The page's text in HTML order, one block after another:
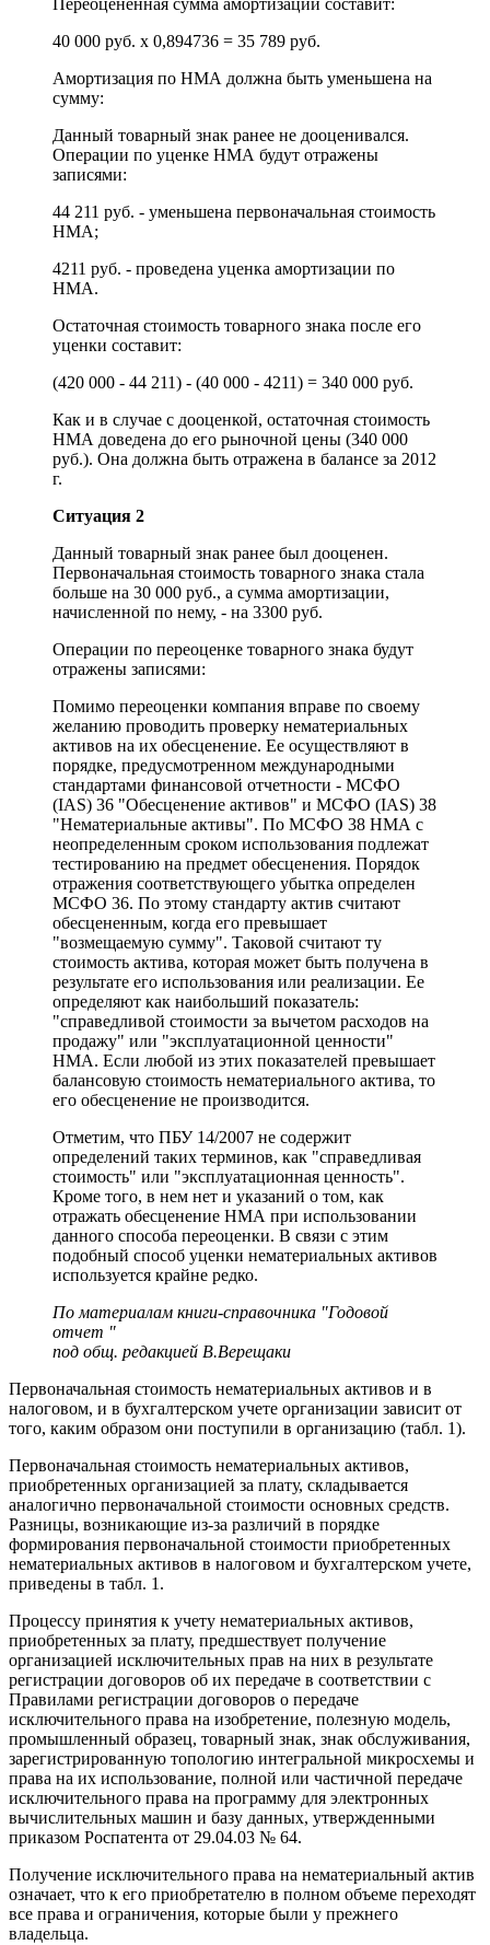
40 000 руб. х 0,894736 = 35 789 руб.
Амортизация по НМА должна быть уменьшена на
сумму:
Данный товарный знак ранее не дооценивался.
Операции по уценке НМА будут отражены
записями:
44 211 руб. - уменьшена первоначальная стоимость
НМА;
4211 руб. - проведена уценка амортизации по
НМА.
Остаточная стоимость товарного знака после его
уценки составит:
(420 000 - 44 211) - (40 000 - 4211) = 340 000 руб.
Как и в случае с дооценкой, остаточная стоимость
НМА доведена до его рыночной цены (340 000
руб.). Она должна быть отражена в балансе за 2012
г.
Ситуация 2
Данный товарный знак ранее был дооценен.
Первоначальная стоимость товарного знака стала
больше на 30 000 руб., а сумма амортизации,
начисленной по нему, - на 3300 руб.
Операции по переоценке товарного знака будут
отражены записями:
Помимо переоценки компания вправе по своему
желанию проводить проверку нематериальных
активов на их обесценение. Ее осуществляют в
порядке, предусмотренном международными
стандартами финансовой отчетности - МСФО
(IAS) 36 "Обесценение активов" и МСФО (IAS) 38
"Нематериальные активы". По МСФО 38 НМА с
неопределенным сроком использования подлежат
тестированию на предмет обесценения. Порядок
отражения соответствующего убытка определен
МСФО 36. По этому стандарту актив считают
обесцененным, когда его превышает
"возмещаемую сумму". Таковой считают ту
стоимость актива, которая может быть получена в
результате его использования или реализации. Ее
определяют как наибольший показатель:
"справедливой стоимости за вычетом расходов на
продажу" или "эксплуатационной ценности"
НМА. Если любой из этих показателей превышает
балансовую стоимость нематериального актива, то
его обесценение не производится.
Отметим, что ПБУ 14/2007 не содержит
определений таких терминов, как "справедливая
стоимость" или "эксплуатационная ценность".
Кроме того, в нем нет и указаний о том, как
отражать обесценение НМА при использовании
данного способа переоценки. В связи с этим
подобный способ уценки нематериальных активов
используется крайне редко.
По материалам книги-справочника "Годовой
отчет "
под общ. редакцией В.Верещаки
Первоначальная стоимость нематериальных активов и в
налоговом, и в бухгалтерском учете организации зависит от
того, каким образом они поступили в организацию (табл. 1).
Первоначальная стоимость нематериальных активов,
приобретенных организацией за плату, складывается
аналогично первоначальной стоимости основных средств.
Разницы, возникающие из-за различий в порядке
формирования первоначальной стоимости приобретенных
нематериальных активов в налоговом и бухгалтерском учете,
приведены в табл. 1.
Процессу принятия к учету нематериальных активов,
приобретенных за плату, предшествует получение
организацией исключительных прав на них в результате
регистрации договоров об их передаче в соответствии с
Правилами регистрации договоров о передаче
исключительного права на изобретение, полезную модель,
промышленный образец, товарный знак, знак обслуживания,
зарегистрированную топологию интегральной микросхемы и
права на их использование, полной или частичной передаче
исключительного права на программу для электронных
вычислительных машин и базу данных, утвержденными
приказом Роспатента от 29.04.03 № 64.
Получение исключительного права на нематериальный актив
означает, что к его приобретателю в полном объеме переходят
все права и ограничения, которые были у прежнего
владельца.